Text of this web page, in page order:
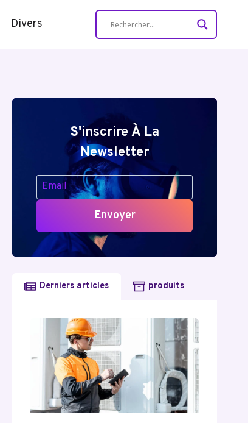
Divers
S'inscrire À La
Newsletter
Envoyer
Derniers articles produits